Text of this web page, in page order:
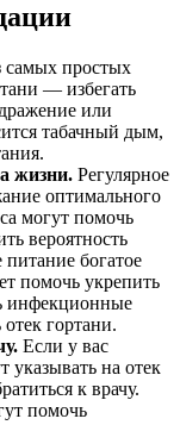
самых простых
— избегать
или
табачный дым,
жизни. Регулярное
оптимального
могут помочь
вероятность
питание богатое
помочь укрепить
инфекционные
гортани.
Если у вас
указывать на отек
к врачу.
помочь